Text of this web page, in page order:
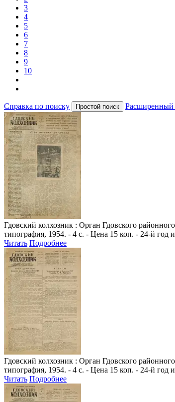
3
4
5
6
7
8
9
10
Справка по поиску Расширенный
Гдовский колхозник : Орган Гдовского
типография, 1954. - 4 с. - Цена 15 коп. - 24-й год
Читать Подробнее
Гдовский колхозник : Орган Гдовского
типография, 1954. - 4 с. - Цена 15 коп. - 24-й год
Читать Подробнее